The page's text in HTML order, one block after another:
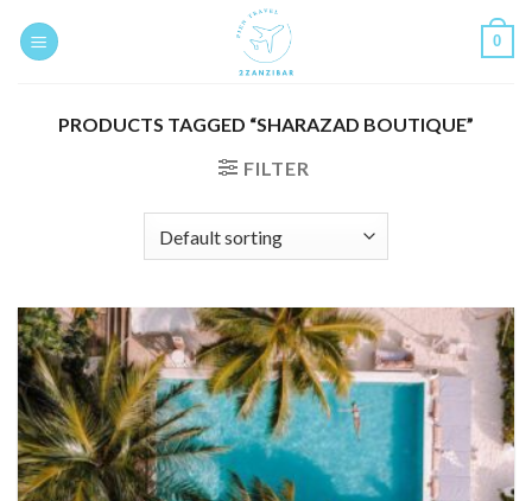
0
PRODUCTS TAGGED “SHARAZAD BOUTIQUE”
FILTER